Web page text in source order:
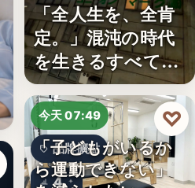
「全人生を、全肯
定。」混沌の時代
を生きるすべての
人へ贈る…
今天 07:49
品牌擴點
4
「子どもがいるか
ら運動できない」
♡